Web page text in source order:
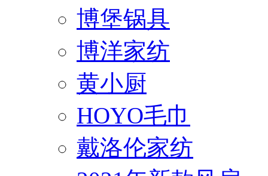
博堡锅具
博洋家纺
黄小厨
HOYO毛巾
戴洛伦家纺